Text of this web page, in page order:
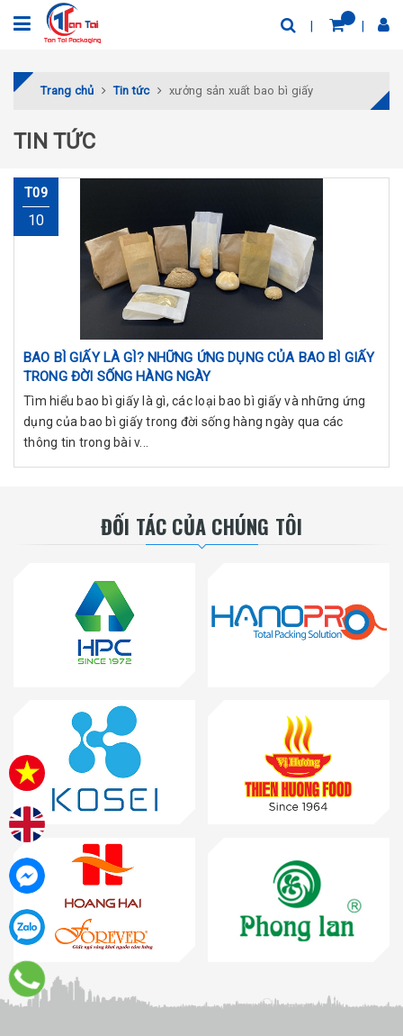
Trang chủ Tin tức xưởng sản xuất bao bì giấy
TIN TỨC
T09
10
BAO BÌ GIẤY LÀ GÌ? NHỮNG ỨNG DỤNG CỦA BAO BÌ GIẤY
TRONG ĐỜI SỐNG HÀNG NGÀY
Tìm hiểu bao bì giấy là gì, các loại bao bì giấy và những ứng
dụng của bao bì giấy trong đời sống hàng ngày qua các
thông tin trong bài v...
ĐỐI TÁC CỦA CHÚNG TÔI